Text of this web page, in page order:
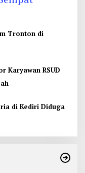
Tronton di
Karyawan RSUD
di Kediri Diduga